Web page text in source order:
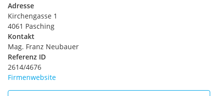
Adresse
Kirchengasse 1
4061 Pasching
Kontakt
Mag. Franz Neubauer
Referenz ID
2614/4676
Firmenwebsite